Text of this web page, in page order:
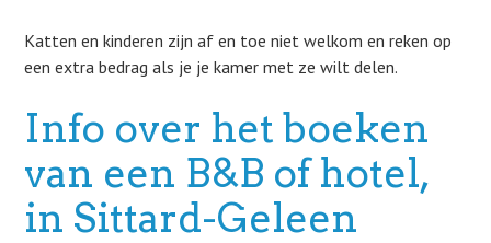
Katten en kinderen zijn af en toe niet welkom en reken op
een extra bedrag als je je kamer met ze wilt delen.
Info over het boeken
van een B&B of hotel,
in Sittard-Geleen